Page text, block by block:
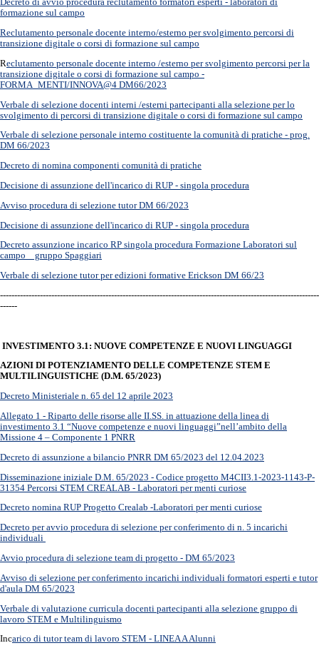
Decreto di avvio procedura reclutamento formatori esperti - laboratori di
formazione sul campo
Reclutamento personale docente interno/esterno per svolgimento percorsi di
transizione digitale o corsi di formazione sul campo
Reclutamento personale docente interno /esterno per svolgimento percorsi per la
transizione digitale o corsi di formazione sul campo -
FORMA_MENTI/INNOVA@4 DM66/2023
Verbale di selezione docenti interni /esterni partecipanti alla selezione per lo
svolgimento di percorsi di transizione digitale o corsi di formazione sul campo
Verbale di selezione personale interno costituente la comunità di pratiche - prog.
DM 66/2023
Decreto di nomina componenti comunità di pratiche
Decisione di assunzione dell'incarico di RUP - singola procedura
Avviso procedura di selezione tutor DM 66/2023
Decisione di assunzione dell'incarico di RUP - singola procedura
Decreto assunzione incarico RP singola procedura Formazione Laboratori sul
campo _ gruppo Spaggiari
Verbale di selezione tutor per edizioni formative Erickson DM 66/23
----------------------------------------------------------------------------------------------------------------
------
INVESTIMENTO 3.1: NUOVE COMPETENZE E NUOVI LINGUAGGI
AZIONI DI POTENZIAMENTO DELLE COMPETENZE STEM E
MULTILINGUISTICHE (D.M. 65/2023)
Decreto Ministeriale n. 65 del 12 aprile 2023
Allegato 1 - Riparto delle risorse alle II.SS. in attuazione della linea di
investimento 3.1 “Nuove competenze e nuovi linguaggi”nell’ambito della
Missione 4 – Componente 1 PNRR
Decreto di assunzione a bilancio PNRR DM 65/2023 del 12.04.2023
Disseminazione iniziale D.M. 65/2023 - Codice progetto M4CII3.1-2023-1143-P-
31354 Percorsi STEM CREALAB - Laboratori per menti curiose
Decreto nomina RUP Progetto Crealab -Laboratori per menti curiose
Decreto per avvio procedura di selezione per conferimento di n. 5 incarichi
individuali
Avvio procedura di selezione team di progetto - DM 65/2023
Avviso di selezione per conferimento incarichi individuali formatori esperti e tutor
d'aula DM 65/2023
Verbale di valutazione curricula docenti partecipanti alla selezione gruppo di
lavoro STEM e Multilinguismo
Incarico di tutor team di lavoro STEM - LINEA A Alunni